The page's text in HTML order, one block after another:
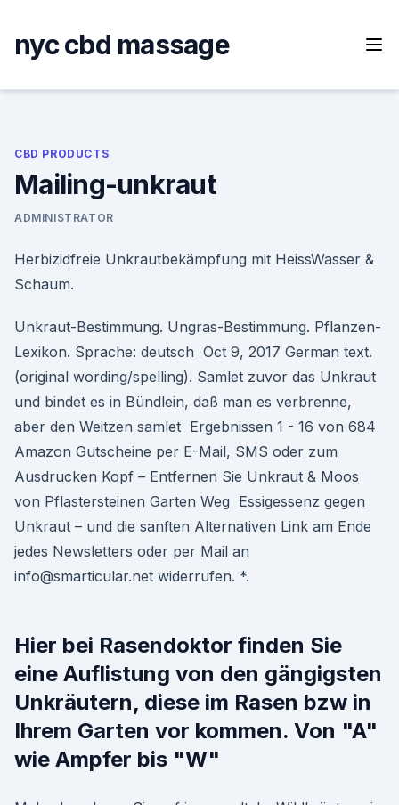
content
nyc cbd massage
CBD PRODUCTS
Mailing-unkraut
ADMINISTRATOR
Herbizidfreie Unkrautbekämpfung mit HeissWasser &
Schaum.
Unkraut-Bestimmung. Ungras-Bestimmung. Pflanzen-
Lexikon. Sprache: deutsch Oct 9, 2017 German text.
(original wording/spelling). Samlet zuvor das Unkraut
und bindet es in Bündlein, daß man es verbrenne,
aber den Weitzen samlet Ergebnissen 1 - 16 von 684
Amazon Gutscheine per E-Mail, SMS oder zum
Ausdrucken Kopf – Entfernen Sie Unkraut & Moos
von Pflastersteinen Garten Weg Essigessenz gegen
Unkraut – und die sanften Alternativen Link am Ende
jedes Newsletters oder per Mail an
info@smarticular.net widerrufen. *.
Hier bei Rasendoktor finden Sie
eine Auflistung von den gängigsten
Unkräutern, diese im Rasen bzw in
Ihrem Garten vor kommen. Von "A"
wie Ampfer bis "W"